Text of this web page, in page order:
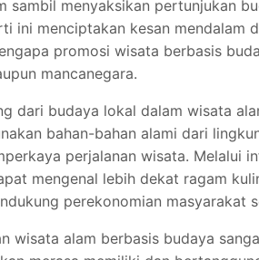
sambil menyaksikan pertunjukan
ini menciptakan kesan mendalam
promosi wisata berbasis
mancanegara.
dari budaya lokal dalam wisata
bahan-bahan alami dari
perjalanan wisata. Melalui
mengenal lebih dekat ragam
perekonomian masyarakat
wisata alam berbasis budaya